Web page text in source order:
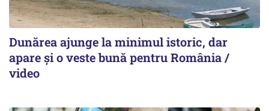
Dunărea ajunge la minimul istoric, dar
apare și o veste bună pentru România /
video